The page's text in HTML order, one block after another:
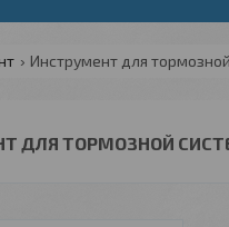
Инструмент для
ДЛЯ ТОРМОЗНОЙ